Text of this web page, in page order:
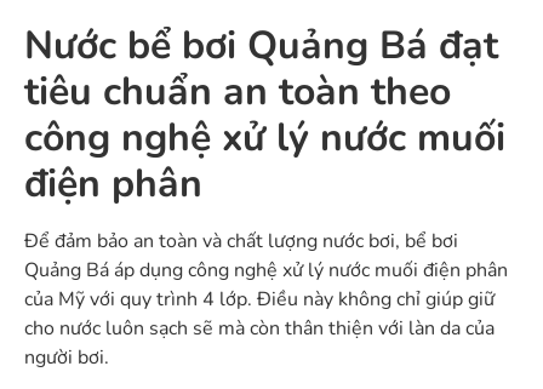
Nước bể bơi Quảng Bá đạt
tiêu chuẩn an toàn theo
công nghệ xử lý nước muối
điện phân
Để đảm bảo an toàn và chất lượng nước bơi, bể bơi
Quảng Bá áp dụng công nghệ xử lý nước muối điện phân
của Mỹ với quy trình 4 lớp. Điều này không chỉ giúp giữ
cho nước luôn sạch sẽ mà còn thân thiện với làn da của
người bơi.